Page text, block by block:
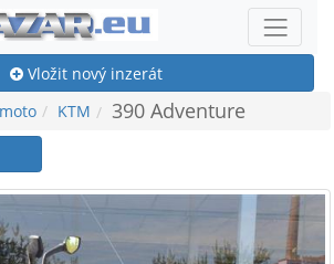
Vložit nový inzerát
KTM 390 Adventure